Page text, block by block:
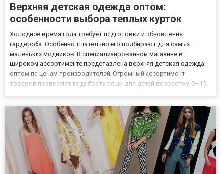
Верхняя детская одежда оптом:
особенности выбора теплых курток
Холодное время года требует подготовки и обновления
гардероба. Особенно тщательно его подбирают для самых
маленьких модников. В специализированном магазине в
широком ассортименте представлена верхняя детская одежда
оптом по ценам производителей. Огромный ассортимент
товаров позволяет подобрать вещи для детей возрастом 0–15
детских курток На выбор представл...